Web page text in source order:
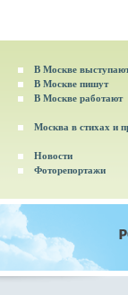
В Москве
В Москве пишут
В Москве работают
Москва в стихах и
Новости
Фоторепортажи